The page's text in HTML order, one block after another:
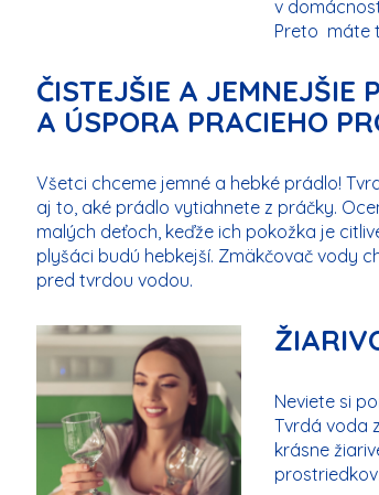
v
Preto máte
ČISTEJŠIE A JEMNEJŠIE
A ÚSPORA PRACIEHO
Všetci chceme jemné a hebké prádlo!
aj to, aké prádlo vytiahnete z práčky.
malých deťoch, keďže ich pokožka je
plyšáci budú hebkejší. Zmäkčovač vody
pred tvrdou vodou.
Neviete si
Tvrdá voda
krásne
prostriedkov.